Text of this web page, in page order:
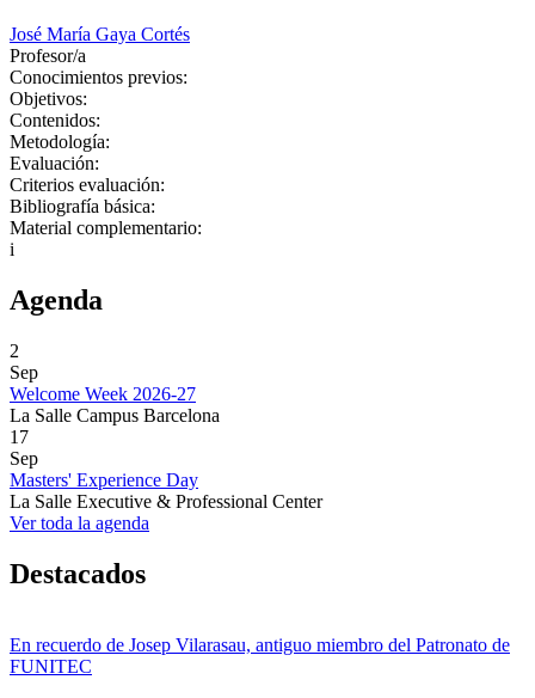
José María Gaya Cortés
Profesor/a
Conocimientos previos:
Objetivos:
Contenidos:
Metodología:
Evaluación:
Criterios evaluación:
Bibliografía básica:
Material complementario:
i
Agenda
2
Sep
Welcome Week 2026-27
La Salle Campus Barcelona
17
Sep
Masters' Experience Day
La Salle Executive & Professional Center
Ver toda la agenda
Destacados
En recuerdo de Josep Vilarasau, antiguo miembro del Patronato de
FUNITEC